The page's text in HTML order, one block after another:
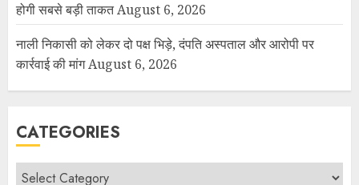
होगी सबसे बड़ी ताकतAugust 6, 2026
नाली निकासी को लेकर दो पक्ष भिड़े, दंपति अस्पताल और आरोपी पर
कार्रवाई की मांगAugust 6, 2026
CATEGORIES